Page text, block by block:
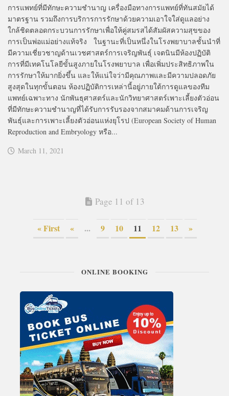
การแพทย์ที่มีทักษะความชำนาญ เครื่องมือทางการแพทย์ที่ทันสมัยได้
มาตรฐาน รวมถึงการบริการการรักษาด้วยความเอาใจใส่ดูแลอย่าง
ใกล้ชิดตลอดกระบวนการรักษาเพื่อให้คู่สมรสได้สัมผัสความสุขของ
การเป็นพ่อแม่อย่างแท้จริง ในฐานะที่เป็นหนึ่งในโรงพยาบาลชั้นนำที่
มีความเชี่ยวชาญด้านเวชศาสตร์การเจริญพันธุ์ เจตนินมีห้องปฏิบัติ
การที่มีเทคโนโลยีขั้นสูงภายในโรงพยาบาล เพื่อเพิ่มประสิทธิภาพใน
การรักษาให้มากยิ่งขึ้น และให้แน่ใจว่ามีคุณภาพและมีความปลอดภัย
สูงสุดในทุกขั้นตอน ห้องปฏิบัติการเหล่านี้อยู่ภายใต้การดูแลของทีม
แพทย์เฉพาะทาง นักพันธุศาสตร์และนักวิทยาศาสตร์เพาะเลี้ยงตัวอ่อน
ที่มีทักษะความชำนาญที่ได้รับการรับรองจากสมาคมด้านการเจริญ
พันธุ์และการเพาะเลี้ยงตัวอ่อนแห่งยุโรป (European Society of Human
Reproduction and Embryology หรือ...
March 11, 2021
Page 11 of 13
« First « ... 9 10 11 12 13 »
ONLINE BOOKING